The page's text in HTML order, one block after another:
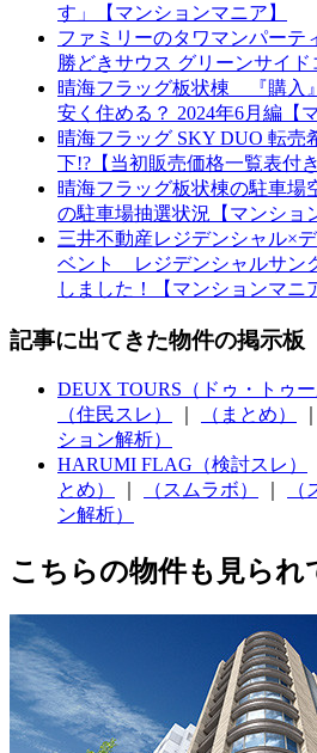
す」【マンションマニア】
ファミリーのタワマンパーテ
勝どきサウス グリーンサイド
晴海フラッグ板状棟 『購入
安く住める？ 2024年6月編【
晴海フラッグ SKY DUO 転売
下!?【当初販売価格一覧表付き
晴海フラッグ板状棟の駐車場
の駐車場抽選状況【マンショ
三井不動産レジデンシャル×
ベント レジデンシャルサン
しました！【マンションマニ
記事に出てきた物件の掲示板
DEUX TOURS（ドゥ・トゥー
（住民スレ）
（まとめ）
ション解析）
HARUMI FLAG（検討スレ）
とめ）
（スムラボ） （
ン解析）
こちらの物件も見られ